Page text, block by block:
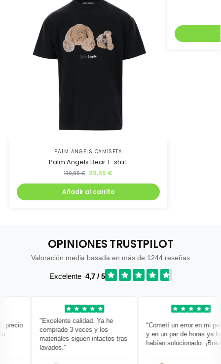
PALM ANGELS CAMISETA
Palm Angels Bear T-shirt
139,95€ 39,95 €
Añadir al carrito
OPINIONES TRUSTPILOT
Valoración media basada en más de 1244 reseñas
Excelente 4,7 / 5
"Excelente calidad. Ya he
comprado 3 veces y los
materiales siguen intactos tras
lavados."
"Cometí un error en mi
y en un par de horas ya lo
habían solucionado. ¡Bravo!"